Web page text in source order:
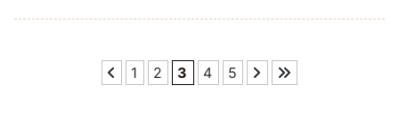
1 2 3 4 5